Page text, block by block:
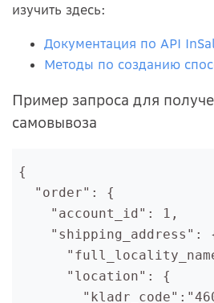
изучить здесь:
Документация по API
Методы по созданию
Пример запроса для
самовывоза
{
  "order": {
    "account_id": 1,
"shipping_address":
      "location": {